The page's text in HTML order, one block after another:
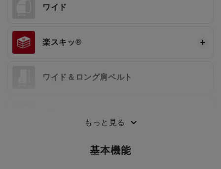
ワイド
楽スキッ®
ワイド＆ロング肩ベルト
もっと見る
基本機能